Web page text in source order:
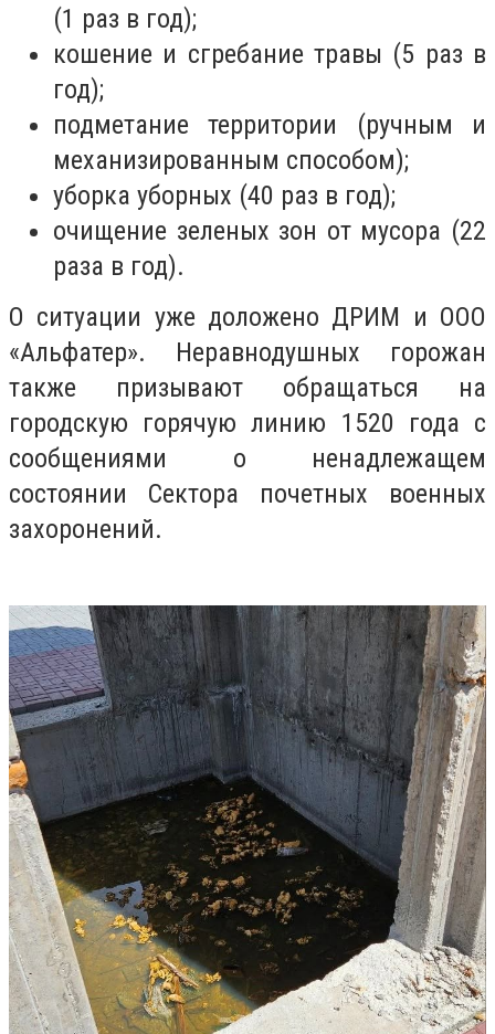
(1 раз в год);
кошение и сгребание травы (5 раз в
год);
подметание территории (ручным и
механизированным способом);
уборка уборных (40 раз в год);
очищение зеленых зон от мусора (22
раза в год).
О ситуации уже доложено ДРИМ и ООО
«Альфатер». Неравнодушных горожан
также призывают обращаться на
городскую горячую линию 1520 года с
сообщениями о ненадлежащем
состоянии Сектора почетных военных
захоронений.